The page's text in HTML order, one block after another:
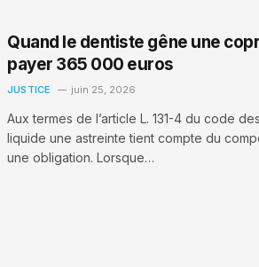
Quand le dentiste gêne une
payer 365 000 euros
JUSTICE juin 25, 2026
Aux termes de l’article L. 131-4 du code
liquide une astreinte tient compte du
une obligation. Lorsque…